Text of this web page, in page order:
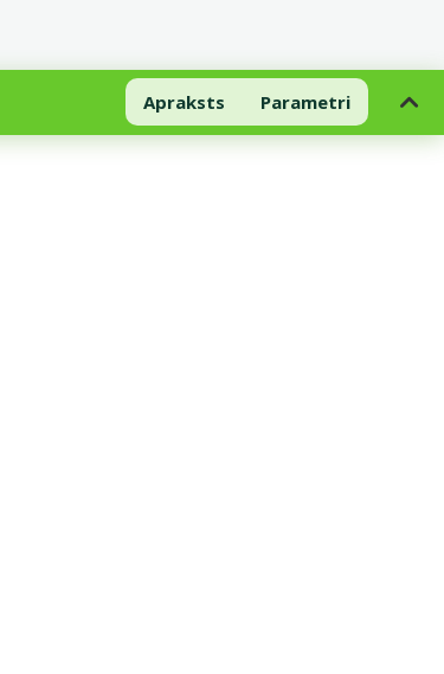
Apraksts Parametri